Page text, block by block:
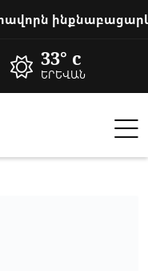
33° c
ԵՐԵՎԱՆ